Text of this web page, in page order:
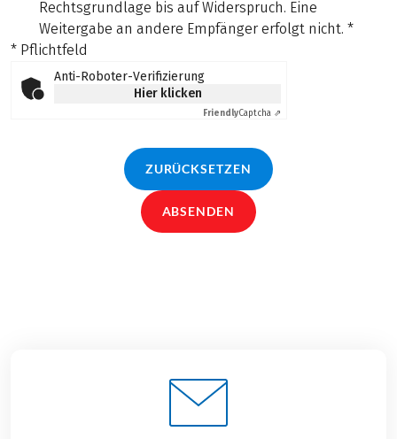
Rechtsgrundlage bis auf Widerspruch. Eine
Weitergabe an andere Empfänger erfolgt nicht. *
* Pflichtfeld
Anti-Roboter-Verifizierung
Hier klicken
FriendlyCaptcha ⇗
ZURÜCKSETZEN
ABSENDEN